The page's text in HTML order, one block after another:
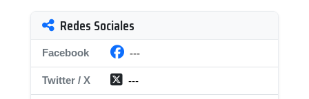
Redes Sociales
Facebook ---
Twitter / X ---